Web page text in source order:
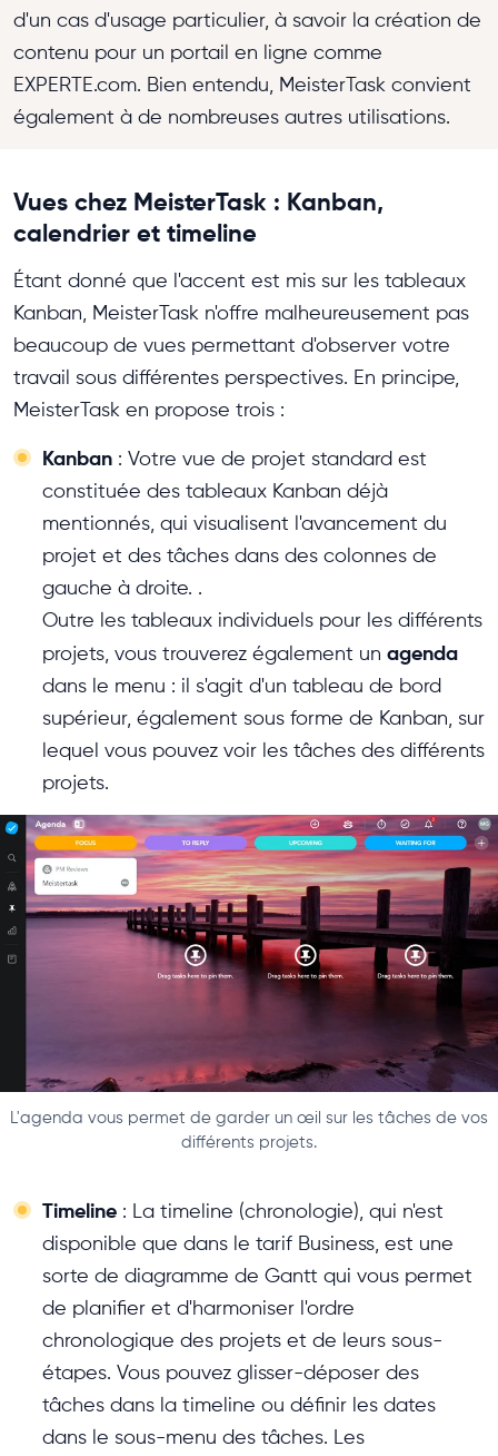
d'un cas d'usage particulier, à savoir la création de
contenu pour un portail en ligne comme
EXPERTE.com. Bien entendu, MeisterTask convient
également à de nombreuses autres utilisations.
Vues chez MeisterTask : Kanban,
calendrier et timeline
Étant donné que l'accent est mis sur les tableaux
Kanban, MeisterTask n'offre malheureusement pas
beaucoup de vues permettant d'observer votre
travail sous différentes perspectives. En principe,
MeisterTask en propose trois :
Kanban : Votre vue de projet standard est
constituée des tableaux Kanban déjà
mentionnés, qui visualisent l'avancement du
projet et des tâches dans des colonnes de
gauche à droite. .
Outre les tableaux individuels pour les différents
projets, vous trouverez également un agenda
dans le menu : il s'agit d'un tableau de bord
supérieur, également sous forme de Kanban, sur
lequel vous pouvez voir les tâches des différents
projets.
L'agenda vous permet de garder un œil sur les tâches de vos
différents projets.
Timeline : La timeline (chronologie), qui n'est
disponible que dans le tarif Business, est une
sorte de diagramme de Gantt qui vous permet
de planifier et d'harmoniser l'ordre
chronologique des projets et de leurs sous-
étapes. Vous pouvez glisser-déposer des
tâches dans la timeline ou définir les dates
dans le sous-menu des tâches. Les